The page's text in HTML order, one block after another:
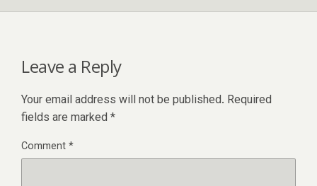
Leave a Reply
Your email address will not be published. Required
fields are marked *
Comment*